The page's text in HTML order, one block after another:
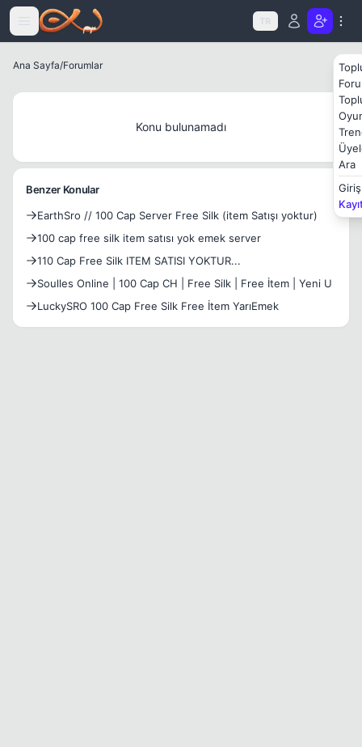
Icerige atla
TR
Ara
Giriş
Ana Sayfa/Forumlar
Konu bulunamadı
Benzer Konular
EarthSro // 100 Cap Server Free Silk (item Satışı yoktur)
100 cap free silk item satısı yok emek server
110 Cap Free Silk ITEM SATISI YOKTUR...
Soulles Online | 100 Cap CH | Free Silk | Free İtem | Yeni U
LuckySRO 100 Cap Free Silk Free İtem YarıEmek